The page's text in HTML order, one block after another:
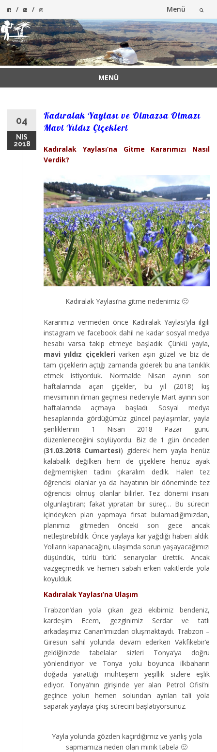
Menü
İçeriğe
atla
MENÜ
04
NIS
2018
Kadıralak Yaylası ve Olmazsa Olmazı
Mavi Yıldız Çiçekleri
Kadıralak Yaylası’na Gitme Kararımızı Nasıl
Verdik?
Kadıralak Yaylası’na gitme nedenimiz 🙂
Kararımızı vermeden önce Kadıralak Yaylası’yla ilgili
instagram ve facebook dahil ne kadar sosyal medya
hesabı varsa takip etmeye başladık. Çünkü yayla,
mavi yıldız çiçekleri varken aşırı güzel ve biz de
tam çiçeklerin açtığı zamanda giderek bu ana tanıklık
etmek istiyorduk. Normalde Nisan ayının son
haftalarında açan çiçekler, bu yıl (2018) kış
mevsiminin ılıman geçmesi nedeniyle Mart ayının son
haftalarında açmaya başladı. Sosyal medya
hesaplarında gördüğümüz güncel paylaşımlar, yayla
şenliklerinin 1 Nisan 2018 Pazar günü
düzenleneceğini söylüyordu. Biz de 1 gün önceden
(31.03.2018 Cumartesi) giderek hem yayla henüz
kalabalık değilken hem de çiçeklere henüz ayak
değmemişken tadını çıkaralım dedik. Halen tez
öğrencisi olanlar ya da hayatının bir döneminde tez
öğrencisi olmuş olanlar bilirler. Tez dönemi insanı
olgunlaştıran; fakat yıpratan bir süreç… Bu sürecin
içindeyken plan yapmaya fırsat bulamadığımızdan,
planımızı gitmeden önceki son gece ancak
netleştirebildik. Önce yaylaya kar yağdığı haberi aldık.
Yolların kapanacağını, ulaşımda sorun yaşayacağımızı
düşündük, türlü türlü senaryolar ürettik. Ancak
vazgeçmedik ve hemen sabah erken vakitlerde yola
koyulduk.
Kadıralak Yaylası’na Ulaşım
Trabzon’dan yola çıkan gezi ekibimiz bendeniz,
kardeşim Ecem, gezginimiz Serdar ve tatlı
arkadaşımız Canan’ımızdan oluşmaktaydı. Trabzon –
Giresun sahil yolunda devam ederken Vakfıkebir’e
geldiğinizde tabelalar sizleri Tonya’ya doğru
yönlendiriyor ve Tonya yolu boyunca ilkbaharın
doğada yarattığı muhteşem yeşillik sizlere eşlik
ediyor. Tonya’nın girişinde yer alan Petrol Ofisi’ni
geçince yolun hemen solundan ayrılan tali yola
saparak yaylaya çıkış sürecini başlatıyorsunuz.
Yayla yolunda gözden kaçırdığımız ve yanlış yola
sapmamıza neden olan minik tabela 🙂